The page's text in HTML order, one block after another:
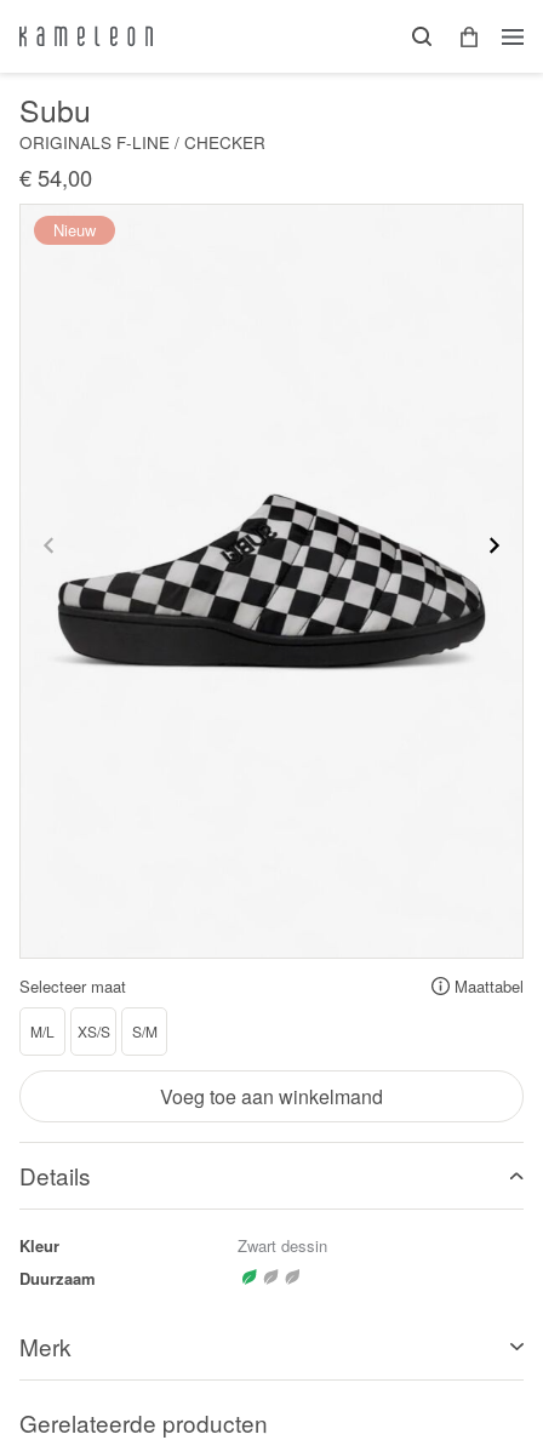
Subu
ORIGINALS F-LINE / CHECKER
€ 54,00
Nieuw
Selecteer maat Maattabel
M/L XS/S S/M
Voeg toe aan winkelmand
Details
Kleur
Zwart dessin
Duurzaam
Merk
Gerelateerde producten